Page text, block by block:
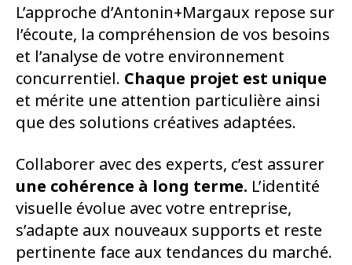
L’approche d’Antonin+Margaux repose sur
l’écoute, la compréhension de vos besoins
et l’analyse de votre environnement
concurrentiel. Chaque projet est unique
et mérite une attention particulière ainsi
que des solutions créatives adaptées.
Collaborer avec des experts, c’est assurer
une cohérence à long terme. L’identité
visuelle évolue avec votre entreprise,
s’adapte aux nouveaux supports et reste
pertinente face aux tendances du marché.